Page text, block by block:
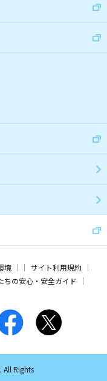
境
サイト利用規約
ちの安心・安全ガイド
Rights